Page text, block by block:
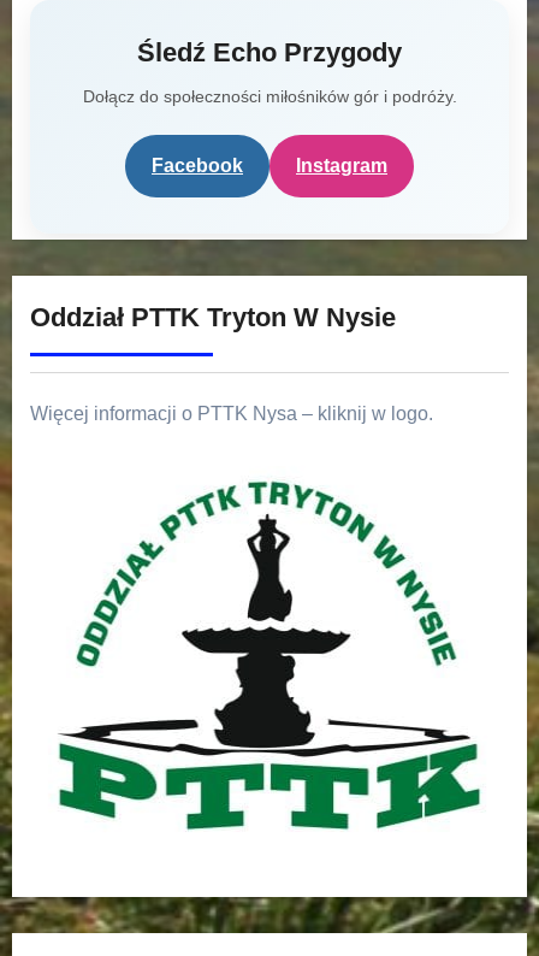
Śledź Echo Przygody
Dołącz do społeczności miłośników gór i podróży.
Facebook Instagram
Oddział PTTK Tryton W Nysie
Więcej informacji o PTTK Nysa – kliknij w logo.